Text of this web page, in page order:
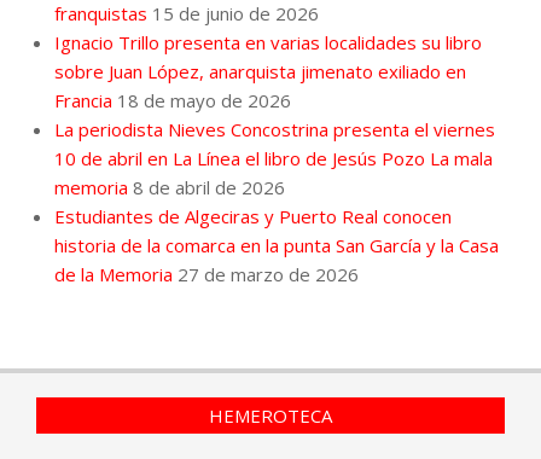
franquistas 15 de junio de 2026
Ignacio Trillo presenta en varias localidades su libro
sobre Juan López, anarquista jimenato exiliado en
Francia 18 de mayo de 2026
La periodista Nieves Concostrina presenta el viernes
10 de abril en La Línea el libro de Jesús Pozo La mala
memoria 8 de abril de 2026
Estudiantes de Algeciras y Puerto Real conocen
historia de la comarca en la punta San García y la Casa
de la Memoria 27 de marzo de 2026
HEMEROTECA